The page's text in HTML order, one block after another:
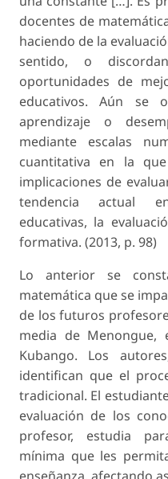
docentes de
haciendo de la
sentido, o
oportunidades de
educativos. Aún se
aprendizaje o
mediante escalas
cuantitativa en la
implicaciones de
tendencia actual
educativas, la
formativa. (2013, p. 98)
Lo anterior se
matemática que se
de los futuros
media de Menongue,
Kubango. Los
identifican que el
tradicional. El
evaluación de los
profesor, estudia
mínima que les